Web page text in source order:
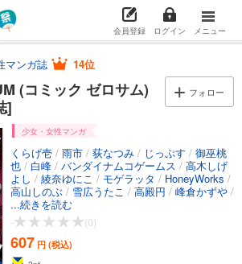
会員登録 ログイン メニュー
マンガ誌 14位
(コミック ゼロサム)
]
フォロー
少女・女性マンガ
くらげ壱 / 雨市 / 荻なつみ / じっぷす / 御巫桃
也 / 白峰 / バンダイナムコゲームス / 高木しげ
よし / 綾奈ゆにこ / モゲラッタ / HoneyWorks /
高山しのぶ / 雪広うたこ / 高殿円 / 峰倉かずや /
おがきちか/
ロ/片桐いくみ/二宮愛
ま/ 佐倉牡丹 / 宮本福助
/マーベラス/
寺たま
...続きを読む
-
(0)
607 円 (税込)